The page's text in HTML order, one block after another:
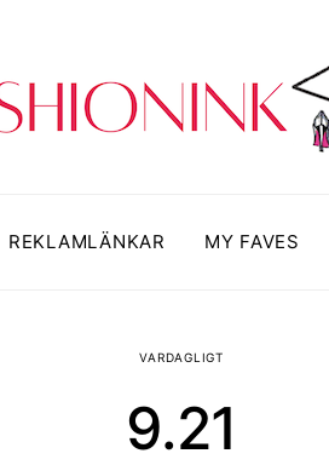
REKLAMLÄNKAR MY FAVES
VARDAGLIGT
9.21